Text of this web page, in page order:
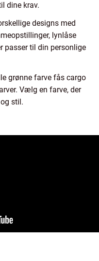
dine krav.
designs med
lynlåse
passer til din personlige
grønne farve fås cargo
Vælg en farve, der
stil.